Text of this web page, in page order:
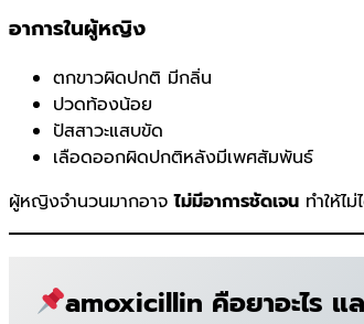
อาการในผู้หญิง
ตกขาวผิดปกติ มีกลิ่น
ปวดท้องน้อย
ปัสสาวะแสบขัด
เลือดออกผิดปกติหลังมีเพศสัมพันธ์
ผู้หญิงจำนวนมากอาจไม่มีอาการชัดเจน ทำให้ไ
amoxicillin คือยาอะไร แ